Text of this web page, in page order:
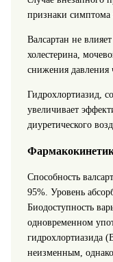
признаки симптома
Валсартан не
холестерина,
снижения давления
Гидрохлортиазид,
увеличивает
диуретического
Способность
95%. Уровень
Биодоступность
одновременном
гидрохлортиазида
неизменным,